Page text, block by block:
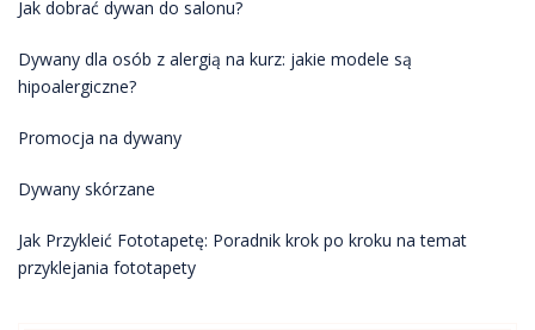
Jak dobrać dywan do salonu?
Dywany dla osób z alergią na kurz: jakie modele są
hipoalergiczne?
Promocja na dywany
Dywany skórzane
Jak Przykleić Fototapetę: Poradnik krok po kroku na temat
przyklejania fototapety